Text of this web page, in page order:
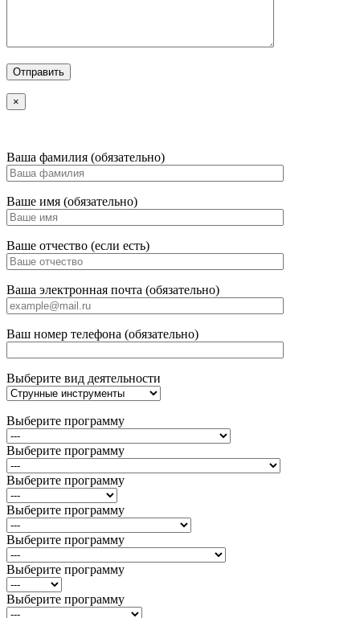
×
Ваша фамилия (обязательно)
Ваше имя (обязательно)
Ваше отчество (если есть)
Ваша электронная почта (обязательно)
Ваш номер телефона (обязательно)
Выберите вид деятельности
Выберите программу
Выберите программу
Выберите программу
Выберите программу
Выберите программу
Выберите программу
Выберите программу